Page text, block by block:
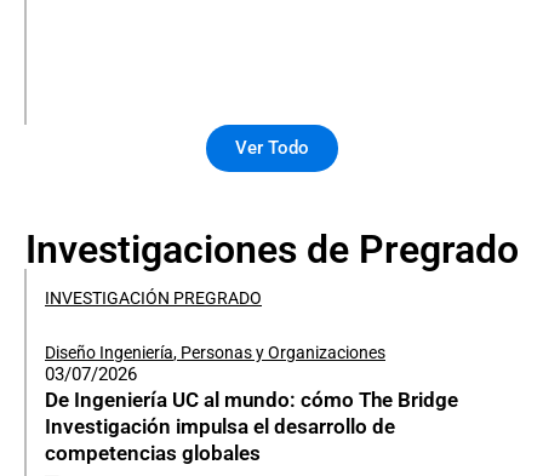
Ver Todo
Investigaciones de Pregrado
INVESTIGACIÓN PREGRADO
Diseño Ingeniería, Personas y Organizaciones
03/07/2026
De Ingeniería UC al mundo: cómo The Bridge
Investigación impulsa el desarrollo de
competencias globales